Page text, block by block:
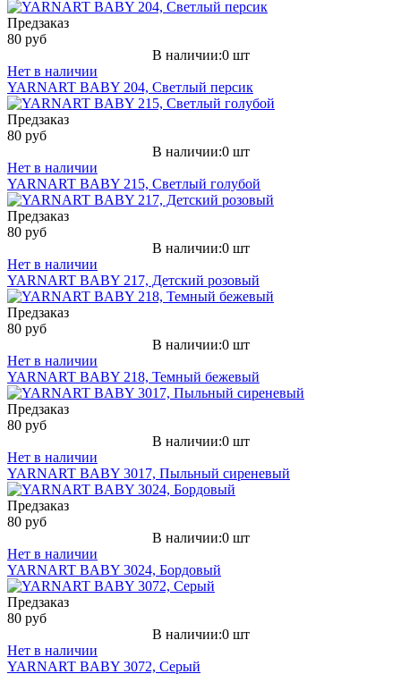
Предзаказ
80 руб
В наличии:0 шт
Нет в наличии
YARNART BABY 204, Светлый персик
Предзаказ
80 руб
В наличии:0 шт
Нет в наличии
YARNART BABY 215, Светлый голубой
Предзаказ
80 руб
В наличии:0 шт
Нет в наличии
YARNART BABY 217, Детский розовый
Предзаказ
80 руб
В наличии:0 шт
Нет в наличии
YARNART BABY 218, Темный бежевый
Предзаказ
80 руб
В наличии:0 шт
Нет в наличии
YARNART BABY 3017, Пыльный сиреневый
Предзаказ
80 руб
В наличии:0 шт
Нет в наличии
YARNART BABY 3024, Бордовый
Предзаказ
80 руб
В наличии:0 шт
Нет в наличии
YARNART BABY 3072, Серый